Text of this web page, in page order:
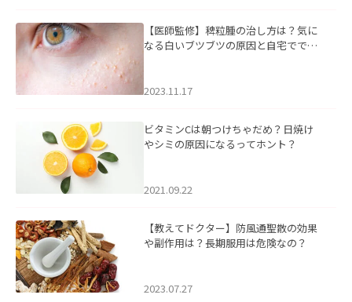
【医師監修】稗粒腫の治し方は？気に
なる白いブツブツの原因と自宅ででき
2023.11.17
ビタミンCは朝つけちゃだめ？日焼け
やシミの原因になるってホント？
2021.09.22
【教えてドクター】防風通聖散の効果
や副作用は？長期服用は危険なの？
2023.07.27